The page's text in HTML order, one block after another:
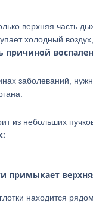
верхняя часть
холодный
причиной
заболеваний,
из небольших
примыкает
находится